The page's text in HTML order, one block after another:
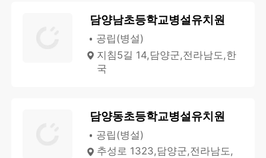
담양남초등학교병설유치원
공립(병설)
지침5길 14,담양군,전라남도,한
국
담양동초등학교병설유치원
공립(병설)
추성로 1323,담양군,전라남도,